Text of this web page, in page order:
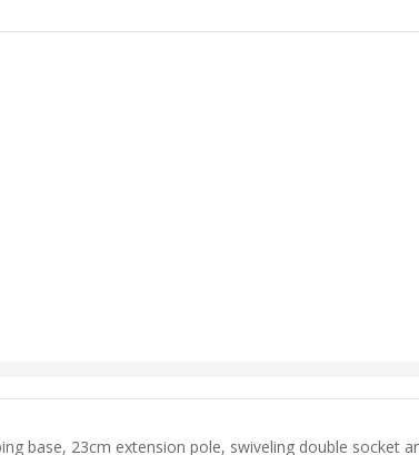
base, 23cm extension pole, swiveling double